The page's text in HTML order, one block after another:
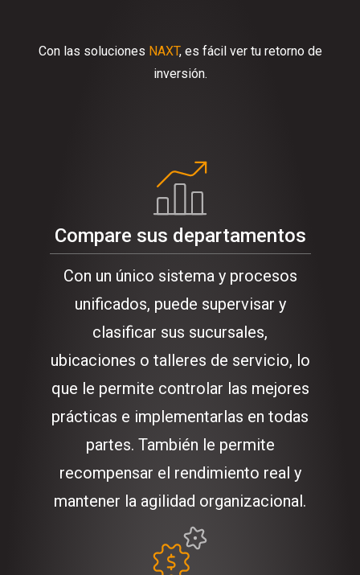
Con las soluciones NAXT, es fácil ver tu retorno de
inversión.
Compare sus departamentos
Con un único sistema y procesos
unificados, puede supervisar y
clasificar sus sucursales,
ubicaciones o talleres de servicio, lo
que le permite controlar las mejores
prácticas e implementarlas en todas
partes. También le permite
recompensar el rendimiento real y
mantener la agilidad organizacional.